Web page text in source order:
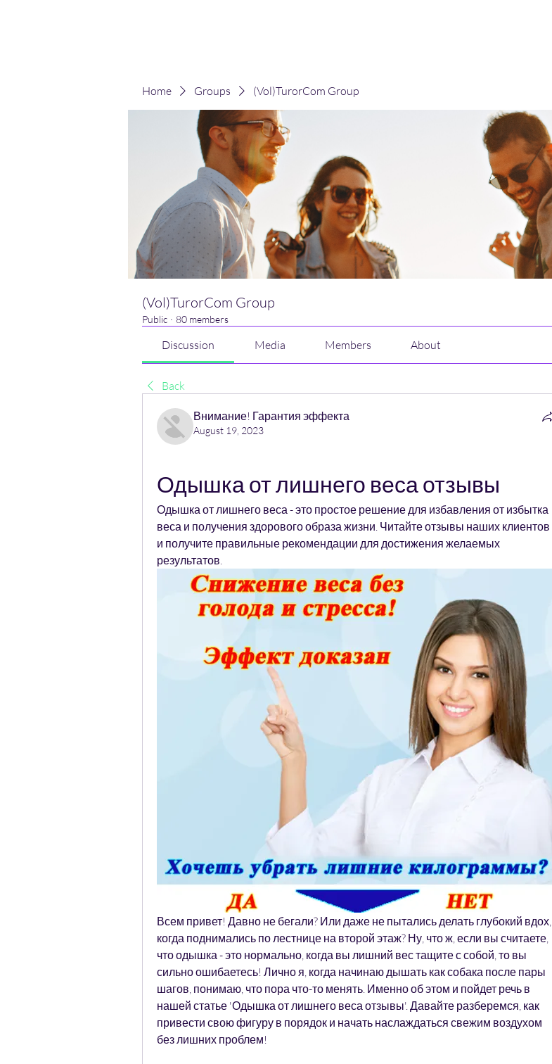
Home Groups (Vol)TurorCom Group
(Vol)TurorCom Group
Public · 80 members
Discussion Media Members About
Back
Внимание! Гарантия эффекта
August 19, 2023
Одышка от лишнего веса отзывы
Одышка от лишнего веса - это простое решение для избавления от избытка
веса и получения здорового образа жизни. Читайте отзывы наших клиентов
и получите правильные рекомендации для достижения желаемых
результатов.
Всем привет! Давно не бегали? Или даже не пытались делать глубокий вдох,
когда поднимались по лестнице на второй этаж? Ну, что ж, если вы считаете,
что одышка - это нормально, когда вы лишний вес тащите с собой, то вы
сильно ошибаетесь! Лично я, когда начинаю дышать как собака после пары
шагов, понимаю, что пора что-то менять. Именно об этом и пойдет речь в
нашей статье 'Одышка от лишнего веса отзывы'. Давайте разберемся, как
привести свою фигуру в порядок и начать наслаждаться свежим воздухом
без лишних проблем!